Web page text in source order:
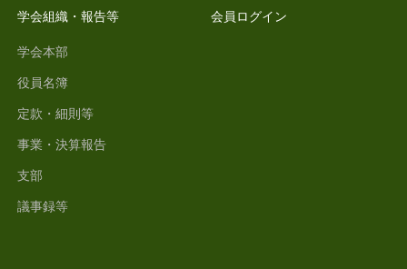
学会組織・報告等
学会本部
役員名簿
定款・細則等
事業・決算報告
支部
議事録等
会員ログイン